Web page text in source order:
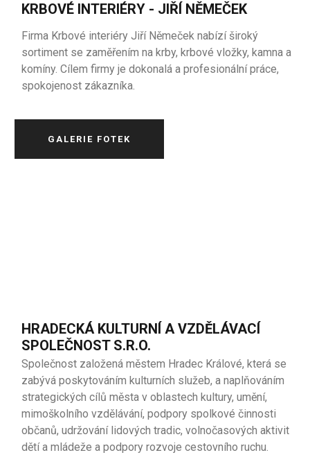
KRBOVÉ INTERIÉRY - JIŘÍ NĚMEČEK
Firma Krbové interiéry Jiří Němeček nabízí široký
sortiment se zaměřením na krby, krbové vložky, kamna a
komíny. Cílem firmy je dokonalá a profesionální práce,
spokojenost zákazníka.
GALERIE FOTEK
HRADECKÁ KULTURNÍ A VZDĚLÁVACÍ
SPOLEČNOST S.R.O.
Společnost založená městem Hradec Králové, která se
zabývá poskytováním kulturních služeb, a naplňováním
strategických cílů města v oblastech kultury, umění,
mimoškolního vzdělávání, podpory spolkové činnosti
občanů, udržování lidových tradic, volnočasových aktivit
dětí a mládeže a podpory rozvoje cestovního ruchu.